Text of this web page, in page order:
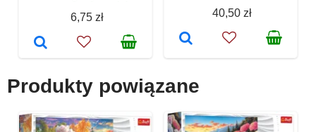
6,75 zł
40,50 zł
Produkty powiązane